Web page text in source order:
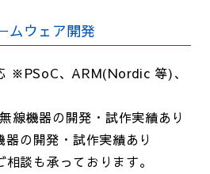
ムウェア開発
※PSoC、ARM(Nordic 等)、
機器の開発・試作実績あり
の開発・試作実績あり
談も承っております。